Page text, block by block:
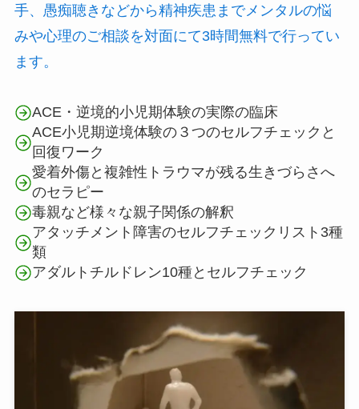
手、愚痴聴きなどから精神疾患までメンタルの悩
みや心理のご相談を対面にて3時間無料で行ってい
ます。
ACE・逆境的小児期体験の実際の臨床
ACE小児期逆境体験の３つのセルフチェックと
回復ワーク
愛着外傷と複雑性トラウマが残る生きづらさへ
のセラピー
毒親など様々な親子関係の解釈
アタッチメント障害のセルフチェックリスト3種
類
アダルトチルドレン10種とセルフチェック